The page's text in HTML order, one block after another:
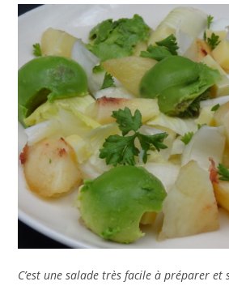
C’est une salade très facile à préparer